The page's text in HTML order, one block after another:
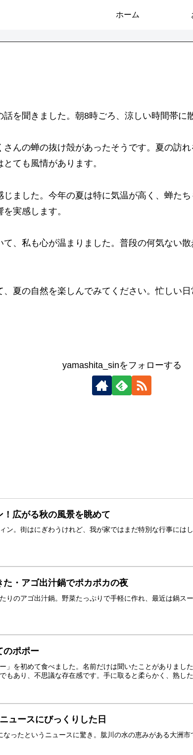
ホーム
を聞きました。朝8時ごろ、涼しい時間帯に
んの蝉の抜け殻があったそうです。夏の訪
ても風情があります。
ました。今年の夏は特に気温が高く、蝉た
実感します。
、私も心が温まりました。普段の何気ない
夏の自然を楽しんでみてください。忙しい
yamashita_sinをフォローする
！広がる秋の風景を眺めて
ン。街はにぎわうけれど、我が家ではまだ特別な行事には
た・アゴ出汁鍋でポカポカの夜
りのアゴ出汁鍋。野菜たっぷりで手軽に作れ、最近は鍋ス
のポポー
」を初めて食べました。名前だけは聞いたことがありま
もあり、不思議な存在感です。手に取ると柔らかく、熟し
ュースにびっくりした日
なったというニュースに驚き。肱川の水の恵みがある大洲